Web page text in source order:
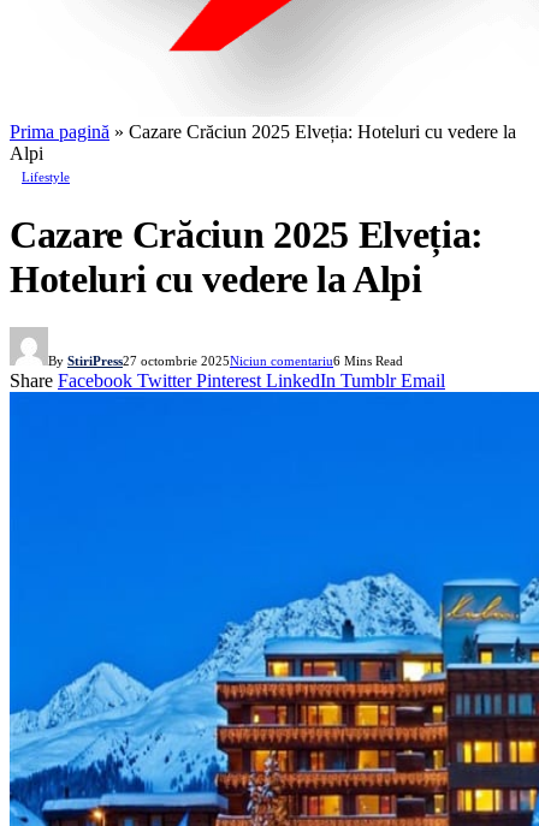
Prima pagină » Cazare Crăciun 2025 Elveția: Hoteluri cu vedere la
Alpi
Lifestyle
Cazare Crăciun 2025 Elveția:
Hoteluri cu vedere la Alpi
By StiriPress27 octombrie 2025Niciun comentariu6 Mins Read
Share Facebook Twitter Pinterest LinkedIn Tumblr Email